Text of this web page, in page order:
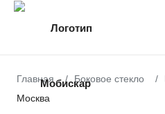
Главная Боковое стекло
Москва